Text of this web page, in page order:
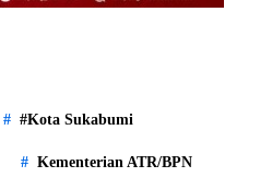
#Kota Sukabumi
Kementerian ATR/BPN